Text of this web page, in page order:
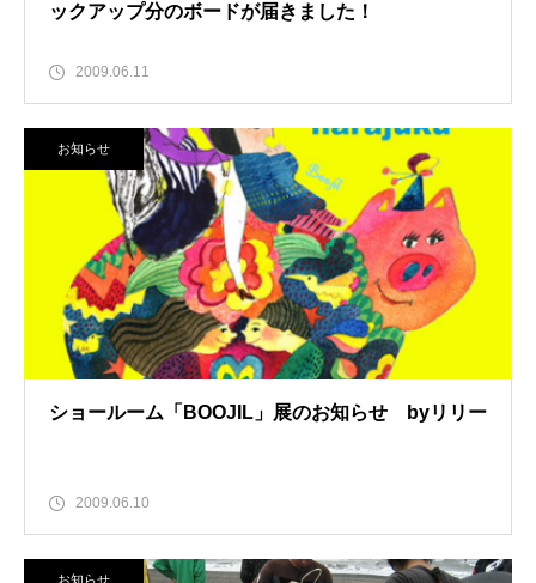
ックアップ分のボードが届きました！
2009.06.11
お知らせ
ショールーム「BOOJIL」展のお知らせ byリリー
2009.06.10
お知らせ